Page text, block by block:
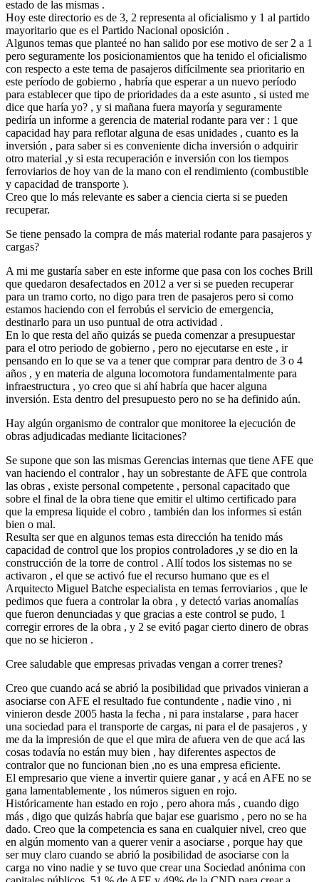
estado de las mismas .
Hoy este directorio es de 3, 2 representa al oficialismo y 1 al partido
mayoritario que es el Partido Nacional oposición .
Algunos temas que planteé no han salido por ese motivo de ser 2 a 1
pero seguramente los posicionamientos que ha tenido el oficialismo
con respecto a este tema de pasajeros difícilmente sea prioritario en
este período de gobierno , habría que esperar a un nuevo período
para establecer que tipo de prioridades da a este asunto , si usted me
dice que haría yo? , y si mañana fuera mayoría y seguramente
pediría un informe a gerencia de material rodante para ver : 1 que
capacidad hay para reflotar alguna de esas unidades , cuanto es la
inversión , para saber si es conveniente dicha inversión o adquirir
otro material ,y si esta recuperación e inversión con los tiempos
ferroviarios de hoy van de la mano con el rendimiento (combustible
y capacidad de transporte ).
Creo que lo más relevante es saber a ciencia cierta si se pueden
recuperar.
Se tiene pensado la compra de más material rodante para pasajeros y
cargas?
A mi me gustaría saber en este informe que pasa con los coches Brill
que quedaron desafectados en 2012 a ver si se pueden recuperar
para un tramo corto, no digo para tren de pasajeros pero si como
estamos haciendo con el ferrobús el servicio de emergencia,
destinarlo para un uso puntual de otra actividad .
En lo que resta del año quizás se pueda comenzar a presupuestar
para el otro periodo de gobierno , pero no ejecutarse en este , ir
pensando en lo que se va a tener que comprar para dentro de 3 o 4
años , y en materia de alguna locomotora fundamentalmente para
infraestructura , yo creo que si ahí habría que hacer alguna
inversión. Esta dentro del presupuesto pero no se ha definido aún.
Hay algún organismo de contralor que monitoree la ejecución de
obras adjudicadas mediante licitaciones?
Se supone que son las mismas Gerencias internas que tiene AFE que
van haciendo el contralor , hay un sobrestante de AFE que controla
las obras , existe personal competente , personal capacitado que
sobre el final de la obra tiene que emitir el ultimo certificado para
que la empresa liquide el cobro , también dan los informes si están
bien o mal.
Resulta ser que en algunos temas esta dirección ha tenido más
capacidad de control que los propios controladores ,y se dio en la
construcción de la torre de control . Allí todos los sistemas no se
activaron , el que se activó fue el recurso humano que es el
Arquitecto Miguel Batche especialista en temas ferroviarios , que le
pedimos que fuera a controlar la obra , y detectó varias anomalías
que fueron denunciadas y que gracias a este control se pudo, 1
corregir errores de la obra , y 2 se evitó pagar cierto dinero de obras
que no se hicieron .
Cree saludable que empresas privadas vengan a correr trenes?
Creo que cuando acá se abrió la posibilidad que privados vinieran a
asociarse con AFE el resultado fue contundente , nadie vino , ni
vinieron desde 2005 hasta la fecha , ni para instalarse , para hacer
una sociedad para el transporte de cargas, ni para el de pasajeros , y
me da la impresión de que el que mira de afuera ven de que acá las
cosas todavía no están muy bien , hay diferentes aspectos de
contralor que no funcionan bien ,no es una empresa eficiente.
El empresario que viene a invertir quiere ganar , y acá en AFE no se
gana lamentablemente , los números siguen en rojo.
Históricamente han estado en rojo , pero ahora más , cuando digo
más , digo que quizás habría que bajar ese guarismo , pero no se ha
dado. Creo que la competencia es sana en cualquier nivel, creo que
en algún momento van a querer venir a asociarse , porque hay que
ser muy claro cuando se abrió la posibilidad de asociarse con la
carga no vino nadie y se tuvo que crear una Sociedad anónima con